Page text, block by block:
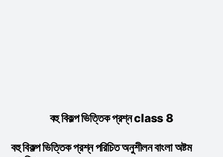
বহু বিকল্প ভিত্তিক প্রশ্ন class 8
বহু বিকল্প ভিত্তিক প্রশ্ন পরিচিত অনুশীলন বাংলা অষ্টম